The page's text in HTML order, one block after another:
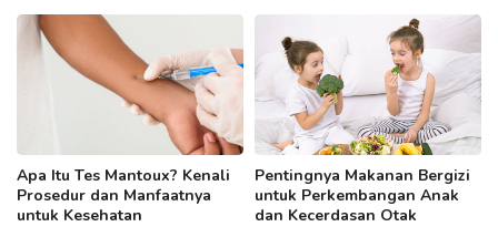
Apa Itu Tes Mantoux? Kenali
Prosedur dan Manfaatnya
untuk Kesehatan
Pentingnya Makanan Bergizi
untuk Perkembangan Anak
dan Kecerdasan Otak